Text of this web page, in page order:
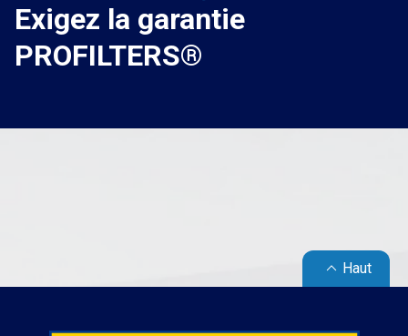
Exigez la garantie
PROFILTERS®
keyboard_arrow_up Haut